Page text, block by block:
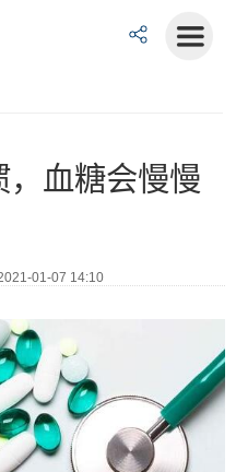
，血糖会慢慢
01-07 14:10